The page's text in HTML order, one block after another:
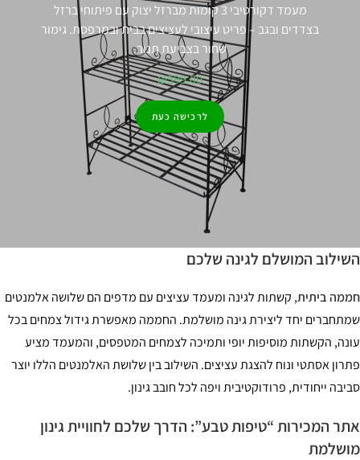
מעמד דקורטיבי 3 קומות מברזל יצוק עם פיתוחי ברזל
בצדדים ובגב – פריט עיצובי לעציצים בבית ובמרפסת. גימור
שחור בצביעת תנור.
₪599.00
לרכישה כעת
המושלם לגינה שלכם
ביתית, קשתות לגינה ומעמד עציצים עם מדפים הם שלושה אלמנטים
יחד ליצירת גינה מושלמת. החממה מאפשרת גידול צמחים בכל
הקשתות מוסיפות יופי ותמיכה לצמחים המטפסים, והמעמד מציע
אסתטי ונוח להצגת עציצים. השילוב בין שלושת האלמנטים הללו יוצר
ייחודית, פרודוקטיבית ויפה לכל חובב גינון.
המכירות “טיפות טבע”: הדרך שלכם לחוויית גינון